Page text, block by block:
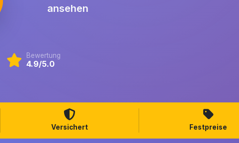
ansehen
Bewertung
4.9/5.0
Versichert Festpreise